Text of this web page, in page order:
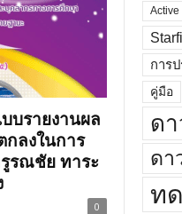
บรายงานผล
ลงในการ
รณชัย ทาระ
0
Active
การ
คู่มือ
ด
ดา
ท